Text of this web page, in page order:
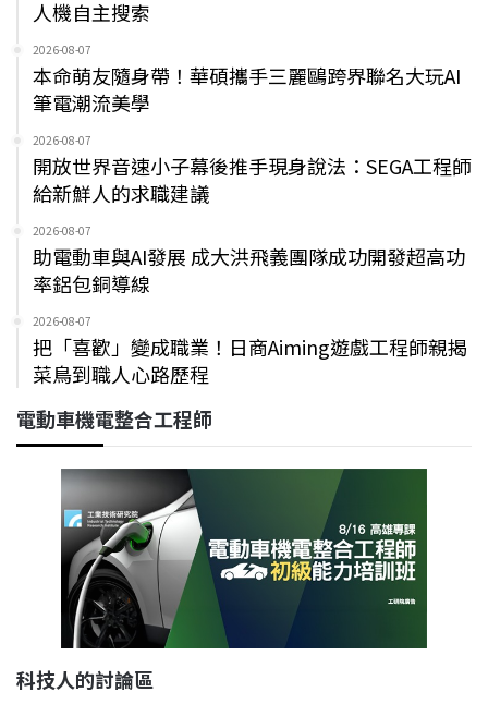
人機自主搜索
2026-08-07
本命萌友隨身帶！華碩攜手三麗鷗跨界聯名大玩AI
筆電潮流美學
2026-08-07
開放世界音速小子幕後推手現身說法：SEGA工程師
給新鮮人的求職建議
2026-08-07
助電動車與AI發展 成大洪飛義團隊成功開發超高功
率鋁包銅導線
2026-08-07
把「喜歡」變成職業！日商Aiming遊戲工程師親揭
菜鳥到職人心路歷程
電動車機電整合工程師
科技人的討論區